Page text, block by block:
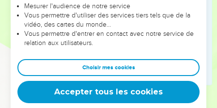
tous ensemble occupés à ce travail.
J'admettais à ma table 150 Juifs et magistrats, sans
compter ceux qui venaient chez nous des nations
environnantes.
Chaque jour, on m'apprêtait un bœuf, six moutons de
choix et de la volaille, et ce à mes frais, et tous les dix jours
on préparait en abondance toutes sortes de vins. Malgré
cela, je n'ai pas réclamé les revenus octroyés au gouverneur,
Mesurer l'audience de notre service
Vous permettre d'utiliser des services tiers tels que de la
vidéo, des cartes du monde…
Vous permettre d'entrer en contact avec notre service de
relation aux utilisateurs.
Choisir mes cookies
Accepter tous les cookies